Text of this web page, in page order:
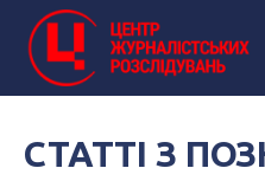
СТАТТІ З